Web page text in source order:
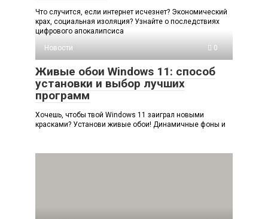
Что случится, если интернет исчезнет? Экономический
крах, социальная изоляция? Узнайте о последствиях
цифрового апокалипсиса
Новости
0
Живые обои Windows 11: способ
установки и выбор лучших
программ
Хочешь, чтобы твой Windows 11 заиграл новыми
красками? Установи живые обои! Динамичные фоны и